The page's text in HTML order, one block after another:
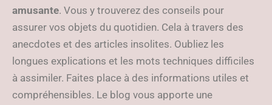
amusante. Vous y trouverez des conseils pour
assurer vos objets du quotidien. Cela à travers des
anecdotes et des articles insolites. Oubliez les
longues explications et les mots techniques difficiles
à assimiler. Faites place à des informations utiles et
compréhensibles. Le blog vous apporte une